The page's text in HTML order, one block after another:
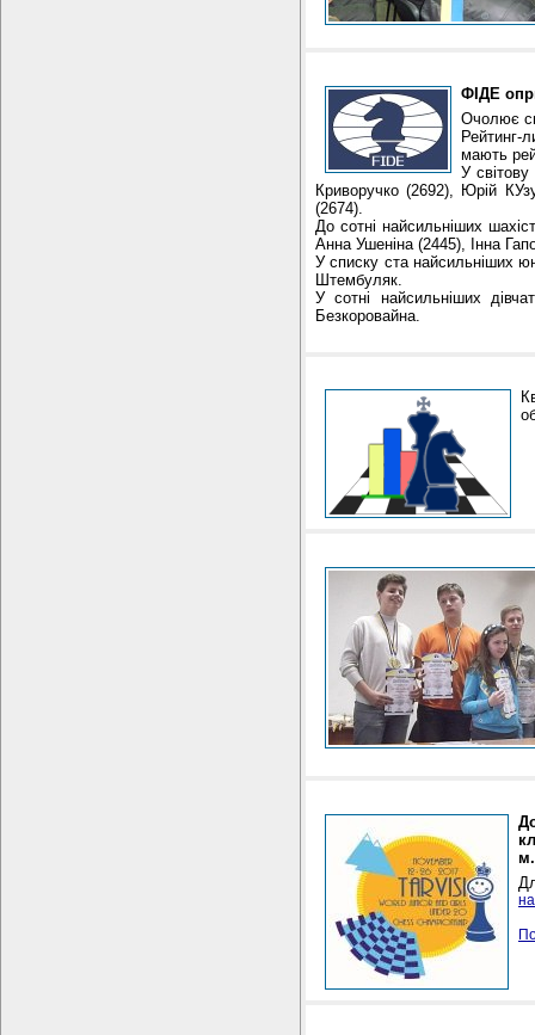
ФІДЕ
Очолює
Рейтинг-
мають
У
Криворучко (2692), Юрій
(2674).
До сотні найсильніших
Анна Ушеніна (2445), Інна
У списку ста найсильніших
Штембуляк.
У сотні найсильніших